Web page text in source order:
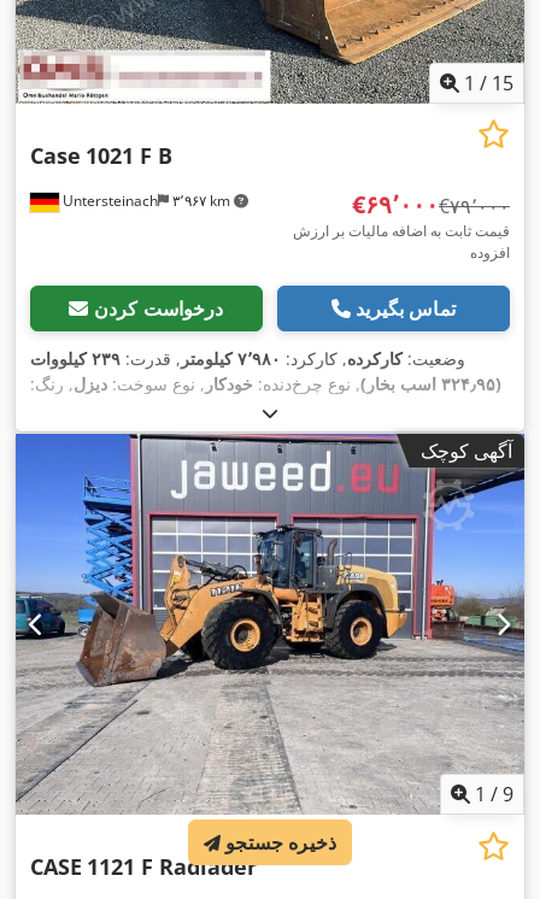
1 / 15
Untersteinach ۳٬۹۶۷ km
Case 1021 F B
‎€۶۹٬۰۰۰ ‎€۷۹٬۰۰۰
قیمت ثابت به اضافه مالیات بر ارزش
افزوده
درخواست کردن تماس بگیرید
وضعیت:کارکرده, کارکرد: ۷٬۹۸۰ کیلومتر , قدرت:
۲۳۹ کیلووات
(۳۲۴٫۹۵ اسب بخار)
, نوع چرخ‌دنده: خودکار , نوع سوخت: دیزل, رنگ:
, سال ساخت:
مطبوع,
آگهی کوچک
1 /9
CASE 1121 F Radlader
ذخیره جستجو